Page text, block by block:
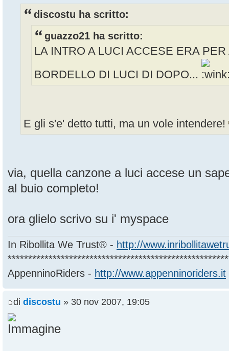
discostu ha scritto:
guazzo21 ha scritto:
LA INTRO A LUCI ACCESE ERA
BORDELLO DI LUCI DI DOPO...
E gli s'e' detto tutti, ma un vole intendere!
via, quella canzone a luci accese un
al buio completo!
ora glielo scrivo su i' myspace
In Ribollita We Trust® - http://
AppenninoRiders - http://www.appenninoriders.it
di discostu » 30 nov 2007, 19:05